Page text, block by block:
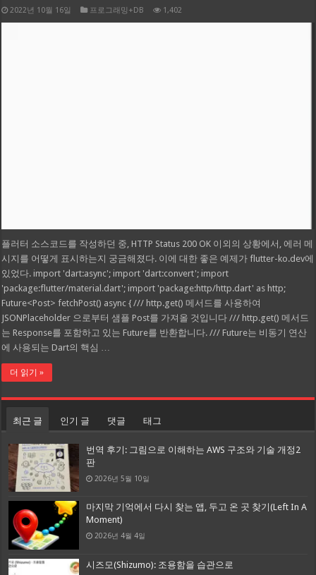
2022년 10월 16일 프로그래밍+DB 1,402
플러터 소스코드를 작성하던 중, HTTP Status 200 OK 이외의 상황에서, 에러 메
시지를 어떻게 표시하는지 궁금해졌다. 이에 대한 좋은 예제가 flutter-ko.dev에
있었다. import 'dart:async'; import 'dart:convert'; import
'package:flutter/material.dart'; import 'package:http/http.dart' as http;
Future<Post> fetchPost() async { /// http.get() 메서드를 사용하여
JSONPlaceholder 으로부터 샘플 Post를 가져올 것입니다 /// http.get() 메서드
는 Response를 포함하고 있는 Future를 반환합니다. /// Future는 비동기 연산
에 사용되는 Dart의 핵심 …
더 읽기 »
최근 글 인기 글 댓글 태그
번역 후기: 그림으로 이해하는 AWS 구조와 기술 개정2
판
2026년 5월 10일
마지막 기억에서 다시 찾는 앱, 두고 온 곳 찾기(Left In A
Moment)
2026년 4월 4일
시즈모(Shizumo): 조용함을 습관으로